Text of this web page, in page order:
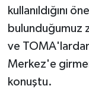
kullanıldığını
bulunduğumuz
ve TOMA'lardan
Merkez'e
konuştu.